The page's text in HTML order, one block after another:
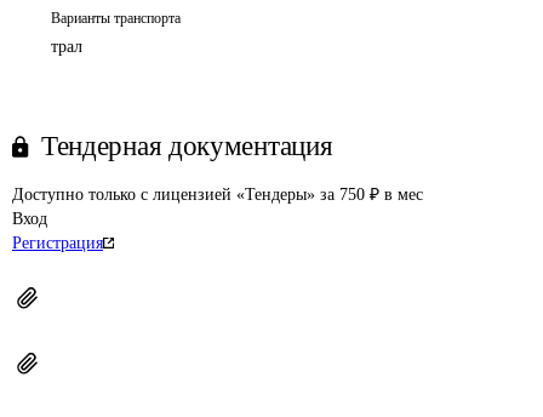
Варианты транспорта
трал
Тендерная документация
Доступно только с лицензией «Тендеры» за 750 ₽ в мес
Вход
Регистрация